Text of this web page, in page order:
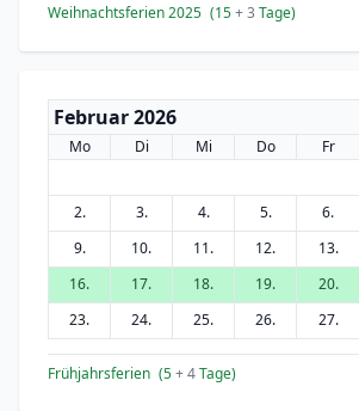
Weihnachtsferien 2025 (15+ 3 Tage)
Februar 2026
Mo Di Mi Do Fr
2.
3. 4. 5. 6.
9.
10. 11. 12. 13.
16.
17. 18. 19. 20.
23.
24. 25. 26. 27.
Frühjahrsferien (5+ 4Tage)